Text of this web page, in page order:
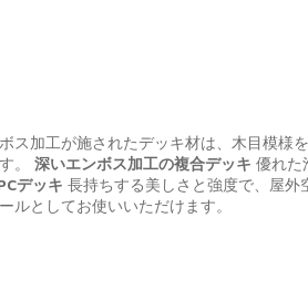
ス加工が施されたデッキ材は、木目模様
。 深いエンボス加工の複合デッキ 優れた
デッキ 長持ちする美しさと強度で、屋
ルとしてお使いいただけます。